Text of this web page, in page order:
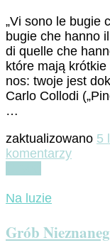
„Vi sono le bugie
bugie che hanno
di quelle che
które mają krótkie
nos: twoje jest
Carlo Collodi
…
zaktualizowano 5
komentarzydo
ginie
Na luzie
Grób